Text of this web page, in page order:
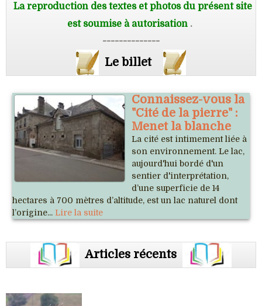
La reproduction des textes et photos du présent site
est soumise à autorisation.
--------------
Le billet
Connaissez-vous la
"Cité de la pierre" :
Menet la blanche
La cité est intimement liée à
son environnement. Le lac,
aujourd'hui bordé d'un
sentier d'interprétation,
d’une superficie de 14
hectares à 700 mètres d’altitude, est un lac naturel dont
l’origine... Lire la suite
Articles récents